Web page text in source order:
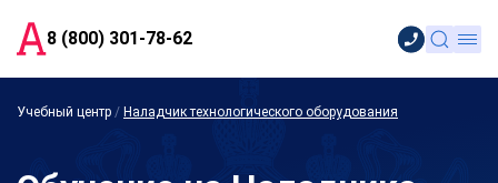
8 (800) 301-78-62
Учебный центр / Наладчик технологического оборудования